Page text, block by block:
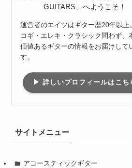
GUITARS」へようこそ！
運営者のエイツはギター歴20年以上
コギ・エレキ・クラシック問わず、
価値あるギターの情報をお届けして
す。
▶ 詳しいプロフィールはこち
サイトメニュー
アコースティックギター